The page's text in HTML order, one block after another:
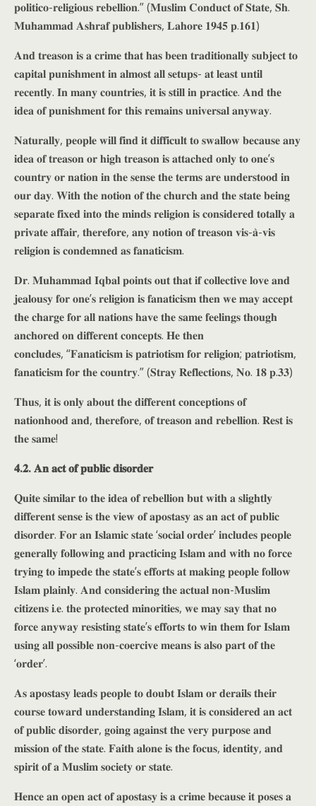
𝐩𝐨𝐥𝐢𝐭𝐢𝐜𝐨-𝐫𝐞𝐥𝐢𝐠𝐢𝐨𝐮𝐬 𝐫𝐞𝐛𝐞𝐥𝐥𝐢𝐨𝐧.” (𝐌𝐮𝐬𝐥𝐢𝐦 𝐂𝐨𝐧𝐝𝐮𝐜𝐭 𝐨𝐟 𝐒𝐭𝐚𝐭𝐞, 𝐒𝐡.
𝐌𝐮𝐡𝐚𝐦𝐦𝐚𝐝 𝐀𝐬𝐡𝐫𝐚𝐟 𝐩𝐮𝐛𝐥𝐢𝐬𝐡𝐞𝐫𝐬, 𝐋𝐚𝐡𝐨𝐫𝐞 𝟏𝟗𝟒𝟓 𝐩.𝟏𝟔𝟏)
𝐀𝐧𝐝 𝐭𝐫𝐞𝐚𝐬𝐨𝐧 𝐢𝐬 𝐚 𝐜𝐫𝐢𝐦𝐞 𝐭𝐡𝐚𝐭 𝐡𝐚𝐬 𝐛𝐞𝐞𝐧 𝐭𝐫𝐚𝐝𝐢𝐭𝐢𝐨𝐧𝐚𝐥𝐥𝐲 𝐬𝐮𝐛𝐣𝐞𝐜𝐭 𝐭𝐨
𝐜𝐚𝐩𝐢𝐭𝐚𝐥 𝐩𝐮𝐧𝐢𝐬𝐡𝐦𝐞𝐧𝐭 𝐢𝐧 𝐚𝐥𝐦𝐨𝐬𝐭 𝐚𝐥𝐥 𝐬𝐞𝐭𝐮𝐩𝐬- 𝐚𝐭 𝐥𝐞𝐚𝐬𝐭 𝐮𝐧𝐭𝐢𝐥
𝐫𝐞𝐜𝐞𝐧𝐭𝐥𝐲. 𝐈𝐧 𝐦𝐚𝐧𝐲 𝐜𝐨𝐮𝐧𝐭𝐫𝐢𝐞𝐬, 𝐢𝐭 𝐢𝐬 𝐬𝐭𝐢𝐥𝐥 𝐢𝐧 𝐩𝐫𝐚𝐜𝐭𝐢𝐜𝐞. 𝐀𝐧𝐝 𝐭𝐡𝐞
𝐢𝐝𝐞𝐚 𝐨𝐟 𝐩𝐮𝐧𝐢𝐬𝐡𝐦𝐞𝐧𝐭 𝐟𝐨𝐫 𝐭𝐡𝐢𝐬 𝐫𝐞𝐦𝐚𝐢𝐧𝐬 𝐮𝐧𝐢𝐯𝐞𝐫𝐬𝐚𝐥 𝐚𝐧𝐲𝐰𝐚𝐲.
𝐍𝐚𝐭𝐮𝐫𝐚𝐥𝐥𝐲, 𝐩𝐞𝐨𝐩𝐥𝐞 𝐰𝐢𝐥𝐥 𝐟𝐢𝐧𝐝 𝐢𝐭 𝐝𝐢𝐟𝐟𝐢𝐜𝐮𝐥𝐭 𝐭𝐨 𝐬𝐰𝐚𝐥𝐥𝐨𝐰 𝐛𝐞𝐜𝐚𝐮𝐬𝐞 𝐚𝐧𝐲
𝐢𝐝𝐞𝐚 𝐨𝐟 𝐭𝐫𝐞𝐚𝐬𝐨𝐧 𝐨𝐫 𝐡𝐢𝐠𝐡 𝐭𝐫𝐞𝐚𝐬𝐨𝐧 𝐢𝐬 𝐚𝐭𝐭𝐚𝐜𝐡𝐞𝐝 𝐨𝐧𝐥𝐲 𝐭𝐨 𝐨𝐧𝐞’𝐬
𝐜𝐨𝐮𝐧𝐭𝐫𝐲 𝐨𝐫 𝐧𝐚𝐭𝐢𝐨𝐧 𝐢𝐧 𝐭𝐡𝐞 𝐬𝐞𝐧𝐬𝐞 𝐭𝐡𝐞 𝐭𝐞𝐫𝐦𝐬 𝐚𝐫𝐞 𝐮𝐧𝐝𝐞𝐫𝐬𝐭𝐨𝐨𝐝 𝐢𝐧
𝐨𝐮𝐫 𝐝𝐚𝐲. 𝐖𝐢𝐭𝐡 𝐭𝐡𝐞 𝐧𝐨𝐭𝐢𝐨𝐧 𝐨𝐟 𝐭𝐡𝐞 𝐜𝐡𝐮𝐫𝐜𝐡 𝐚𝐧𝐝 𝐭𝐡𝐞 𝐬𝐭𝐚𝐭𝐞 𝐛𝐞𝐢𝐧𝐠
𝐬𝐞𝐩𝐚𝐫𝐚𝐭𝐞 𝐟𝐢𝐱𝐞𝐝 𝐢𝐧𝐭𝐨 𝐭𝐡𝐞 𝐦𝐢𝐧𝐝𝐬 𝐫𝐞𝐥𝐢𝐠𝐢𝐨𝐧 𝐢𝐬 𝐜𝐨𝐧𝐬𝐢𝐝𝐞𝐫𝐞𝐝 𝐭𝐨𝐭𝐚𝐥𝐥𝐲 𝐚
𝐩𝐫𝐢𝐯𝐚𝐭𝐞 𝐚𝐟𝐟𝐚𝐢𝐫, 𝐭𝐡𝐞𝐫𝐞𝐟𝐨𝐫𝐞, 𝐚𝐧𝐲 𝐧𝐨𝐭𝐢𝐨𝐧 𝐨𝐟 𝐭𝐫𝐞𝐚𝐬𝐨𝐧 𝐯𝐢𝐬-𝐚̀-𝐯𝐢𝐬
𝐫𝐞𝐥𝐢𝐠𝐢𝐨𝐧 𝐢𝐬 𝐜𝐨𝐧𝐝𝐞𝐦𝐧𝐞𝐝 𝐚𝐬 𝐟𝐚𝐧𝐚𝐭𝐢𝐜𝐢𝐬𝐦.
𝐃𝐫. 𝐌𝐮𝐡𝐚𝐦𝐦𝐚𝐝 𝐈𝐪𝐛𝐚𝐥 𝐩𝐨𝐢𝐧𝐭𝐬 𝐨𝐮𝐭 𝐭𝐡𝐚𝐭 𝐢𝐟 𝐜𝐨𝐥𝐥𝐞𝐜𝐭𝐢𝐯𝐞 𝐥𝐨𝐯𝐞 𝐚𝐧𝐝
𝐣𝐞𝐚𝐥𝐨𝐮𝐬𝐲 𝐟𝐨𝐫 𝐨𝐧𝐞’𝐬 𝐫𝐞𝐥𝐢𝐠𝐢𝐨𝐧 𝐢𝐬 𝐟𝐚𝐧𝐚𝐭𝐢𝐜𝐢𝐬𝐦 𝐭𝐡𝐞𝐧 𝐰𝐞 𝐦𝐚𝐲 𝐚𝐜𝐜𝐞𝐩𝐭
𝐭𝐡𝐞 𝐜𝐡𝐚𝐫𝐠𝐞 𝐟𝐨𝐫 𝐚𝐥𝐥 𝐧𝐚𝐭𝐢𝐨𝐧𝐬 𝐡𝐚𝐯𝐞 𝐭𝐡𝐞 𝐬𝐚𝐦𝐞 𝐟𝐞𝐞𝐥𝐢𝐧𝐠𝐬 𝐭𝐡𝐨𝐮𝐠𝐡
𝐚𝐧𝐜𝐡𝐨𝐫𝐞𝐝 𝐨𝐧 𝐝𝐢𝐟𝐟𝐞𝐫𝐞𝐧𝐭 𝐜𝐨𝐧𝐜𝐞𝐩𝐭𝐬. 𝐇𝐞 𝐭𝐡𝐞𝐧
𝐜𝐨𝐧𝐜𝐥𝐮𝐝𝐞𝐬, “𝐅𝐚𝐧𝐚𝐭𝐢𝐜𝐢𝐬𝐦 𝐢𝐬 𝐩𝐚𝐭𝐫𝐢𝐨𝐭𝐢𝐬𝐦 𝐟𝐨𝐫 𝐫𝐞𝐥𝐢𝐠𝐢𝐨𝐧; 𝐩𝐚𝐭𝐫𝐢𝐨𝐭𝐢𝐬𝐦,
𝐟𝐚𝐧𝐚𝐭𝐢𝐜𝐢𝐬𝐦 𝐟𝐨𝐫 𝐭𝐡𝐞 𝐜𝐨𝐮𝐧𝐭𝐫𝐲.” (𝐒𝐭𝐫𝐚𝐲 𝐑𝐞𝐟𝐥𝐞𝐜𝐭𝐢𝐨𝐧𝐬, 𝐍𝐨. 𝟏𝟖 𝐩.𝟑𝟑)
𝐓𝐡𝐮𝐬, 𝐢𝐭 𝐢𝐬 𝐨𝐧𝐥𝐲 𝐚𝐛𝐨𝐮𝐭 𝐭𝐡𝐞 𝐝𝐢𝐟𝐟𝐞𝐫𝐞𝐧𝐭 𝐜𝐨𝐧𝐜𝐞𝐩𝐭𝐢𝐨𝐧𝐬 𝐨𝐟
𝐧𝐚𝐭𝐢𝐨𝐧𝐡𝐨𝐨𝐝 𝐚𝐧𝐝, 𝐭𝐡𝐞𝐫𝐞𝐟𝐨𝐫𝐞, 𝐨𝐟 𝐭𝐫𝐞𝐚𝐬𝐨𝐧 𝐚𝐧𝐝 𝐫𝐞𝐛𝐞𝐥𝐥𝐢𝐨𝐧. 𝐑𝐞𝐬𝐭 𝐢𝐬
𝐭𝐡𝐞 𝐬𝐚𝐦𝐞!
𝟒.𝟐. 𝐀𝐧 𝐚𝐜𝐭 𝐨𝐟 𝐩𝐮𝐛𝐥𝐢𝐜 𝐝𝐢𝐬𝐨𝐫𝐝𝐞𝐫
𝐐𝐮𝐢𝐭𝐞 𝐬𝐢𝐦𝐢𝐥𝐚𝐫 𝐭𝐨 𝐭𝐡𝐞 𝐢𝐝𝐞𝐚 𝐨𝐟 𝐫𝐞𝐛𝐞𝐥𝐥𝐢𝐨𝐧 𝐛𝐮𝐭 𝐰𝐢𝐭𝐡 𝐚 𝐬𝐥𝐢𝐠𝐡𝐭𝐥𝐲
𝐝𝐢𝐟𝐟𝐞𝐫𝐞𝐧𝐭 𝐬𝐞𝐧𝐬𝐞 𝐢𝐬 𝐭𝐡𝐞 𝐯𝐢𝐞𝐰 𝐨𝐟 𝐚𝐩𝐨𝐬𝐭𝐚𝐬𝐲 𝐚𝐬 𝐚𝐧 𝐚𝐜𝐭 𝐨𝐟 𝐩𝐮𝐛𝐥𝐢𝐜
𝐝𝐢𝐬𝐨𝐫𝐝𝐞𝐫. 𝐅𝐨𝐫 𝐚𝐧 𝐈𝐬𝐥𝐚𝐦𝐢𝐜 𝐬𝐭𝐚𝐭𝐞 ‘𝐬𝐨𝐜𝐢𝐚𝐥 𝐨𝐫𝐝𝐞𝐫’ 𝐢𝐧𝐜𝐥𝐮𝐝𝐞𝐬 𝐩𝐞𝐨𝐩𝐥𝐞
𝐠𝐞𝐧𝐞𝐫𝐚𝐥𝐥𝐲 𝐟𝐨𝐥𝐥𝐨𝐰𝐢𝐧𝐠 𝐚𝐧𝐝 𝐩𝐫𝐚𝐜𝐭𝐢𝐜𝐢𝐧𝐠 𝐈𝐬𝐥𝐚𝐦 𝐚𝐧𝐝 𝐰𝐢𝐭𝐡 𝐧𝐨 𝐟𝐨𝐫𝐜𝐞
𝐭𝐫𝐲𝐢𝐧𝐠 𝐭𝐨 𝐢𝐦𝐩𝐞𝐝𝐞 𝐭𝐡𝐞 𝐬𝐭𝐚𝐭𝐞’𝐬 𝐞𝐟𝐟𝐨𝐫𝐭𝐬 𝐚𝐭 𝐦𝐚𝐤𝐢𝐧𝐠 𝐩𝐞𝐨𝐩𝐥𝐞 𝐟𝐨𝐥𝐥𝐨𝐰
𝐈𝐬𝐥𝐚𝐦 𝐩𝐥𝐚𝐢𝐧𝐥𝐲. 𝐀𝐧𝐝 𝐜𝐨𝐧𝐬𝐢𝐝𝐞𝐫𝐢𝐧𝐠 𝐭𝐡𝐞 𝐚𝐜𝐭𝐮𝐚𝐥 𝐧𝐨𝐧-𝐌𝐮𝐬𝐥𝐢𝐦
𝐜𝐢𝐭𝐢𝐳𝐞𝐧𝐬 𝐢.𝐞. 𝐭𝐡𝐞 𝐩𝐫𝐨𝐭𝐞𝐜𝐭𝐞𝐝 𝐦𝐢𝐧𝐨𝐫𝐢𝐭𝐢𝐞𝐬, 𝐰𝐞 𝐦𝐚𝐲 𝐬𝐚𝐲 𝐭𝐡𝐚𝐭 𝐧𝐨
𝐟𝐨𝐫𝐜𝐞 𝐚𝐧𝐲𝐰𝐚𝐲 𝐫𝐞𝐬𝐢𝐬𝐭𝐢𝐧𝐠 𝐬𝐭𝐚𝐭𝐞’𝐬 𝐞𝐟𝐟𝐨𝐫𝐭𝐬 𝐭𝐨 𝐰𝐢𝐧 𝐭𝐡𝐞𝐦 𝐟𝐨𝐫 𝐈𝐬𝐥𝐚𝐦
𝐮𝐬𝐢𝐧𝐠 𝐚𝐥𝐥 𝐩𝐨𝐬𝐬𝐢𝐛𝐥𝐞 𝐧𝐨𝐧-𝐜𝐨𝐞𝐫𝐜𝐢𝐯𝐞 𝐦𝐞𝐚𝐧𝐬 𝐢𝐬 𝐚𝐥𝐬𝐨 𝐩𝐚𝐫𝐭 𝐨𝐟 𝐭𝐡𝐞
‘𝐨𝐫𝐝𝐞𝐫’.
𝐀𝐬 𝐚𝐩𝐨𝐬𝐭𝐚𝐬𝐲 𝐥𝐞𝐚𝐝𝐬 𝐩𝐞𝐨𝐩𝐥𝐞 𝐭𝐨 𝐝𝐨𝐮𝐛𝐭 𝐈𝐬𝐥𝐚𝐦 𝐨𝐫 𝐝𝐞𝐫𝐚𝐢𝐥𝐬 𝐭𝐡𝐞𝐢𝐫
𝐜𝐨𝐮𝐫𝐬𝐞 𝐭𝐨𝐰𝐚𝐫𝐝 𝐮𝐧𝐝𝐞𝐫𝐬𝐭𝐚𝐧𝐝𝐢𝐧𝐠 𝐈𝐬𝐥𝐚𝐦, 𝐢𝐭 𝐢𝐬 𝐜𝐨𝐧𝐬𝐢𝐝𝐞𝐫𝐞𝐝 𝐚𝐧 𝐚𝐜𝐭
𝐨𝐟 𝐩𝐮𝐛𝐥𝐢𝐜 𝐝𝐢𝐬𝐨𝐫𝐝𝐞𝐫, 𝐠𝐨𝐢𝐧𝐠 𝐚𝐠𝐚𝐢𝐧𝐬𝐭 𝐭𝐡𝐞 𝐯𝐞𝐫𝐲 𝐩𝐮𝐫𝐩𝐨𝐬𝐞 𝐚𝐧𝐝
𝐦𝐢𝐬𝐬𝐢𝐨𝐧 𝐨𝐟 𝐭𝐡𝐞 𝐬𝐭𝐚𝐭𝐞. 𝐅𝐚𝐢𝐭𝐡 𝐚𝐥𝐨𝐧𝐞 𝐢𝐬 𝐭𝐡𝐞 𝐟𝐨𝐜𝐮𝐬, 𝐢𝐝𝐞𝐧𝐭𝐢𝐭𝐲, 𝐚𝐧𝐝
𝐬𝐩𝐢𝐫𝐢𝐭 𝐨𝐟 𝐚 𝐌𝐮𝐬𝐥𝐢𝐦 𝐬𝐨𝐜𝐢𝐞𝐭𝐲 𝐨𝐫 𝐬𝐭𝐚𝐭𝐞.
𝐇𝐞𝐧𝐜𝐞 𝐚𝐧 𝐨𝐩𝐞𝐧 𝐚𝐜𝐭 𝐨𝐟 𝐚𝐩𝐨𝐬𝐭𝐚𝐬𝐲 𝐢𝐬 𝐚 𝐜𝐫𝐢𝐦𝐞 𝐛𝐞𝐜𝐚𝐮𝐬𝐞 𝐢𝐭 𝐩𝐨𝐬𝐞𝐬 𝐚